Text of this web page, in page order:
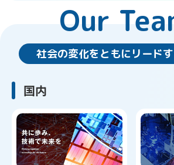
Our
社会の変化をともにリード
国内